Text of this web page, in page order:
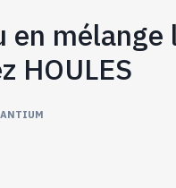
en
HOULES